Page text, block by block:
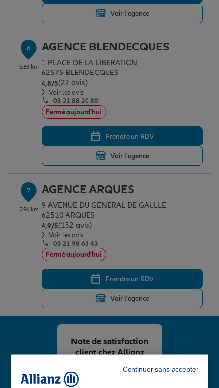
Voir l'agence
6
5.83 km
AGENCE BLENDECQUES
1 PLACE DE LA LIBERATION
62575 BLENDECQUES
4,8/5Note de 4.8 sur 5
(22 avis)
Voir les avis
03 21 88 20 80
Fermé aujourd'hui
Prendre un RDV
Voir l'agence
7
5.96 km
AGENCE ARQUES
9 AVENUE DU GENERAL DE GAULLE
62510 ARQUES
4,9/5Note de 4.9 sur 5
(152 avis)
Voir les avis
03 21 98 63 43
Fermé aujourd'hui
Prendre un RDV
Voir l'agence
/5
Note de satisfaction
client chez Allianz
Continuer sans accepter